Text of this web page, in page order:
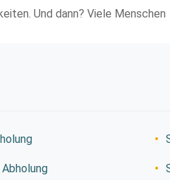
Und dann? Viele Menschen